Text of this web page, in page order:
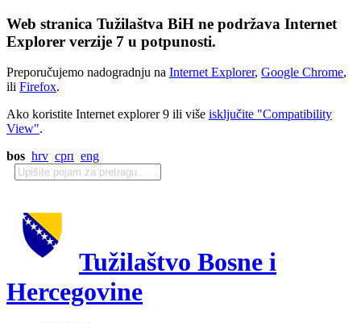
Web stranica Tužilaštva BiH ne podržava Internet
Explorer verzije 7 u potpunosti.
Preporučujemo nadogradnju na Internet Explorer, Google Chrome,
ili Firefox.
Ako koristite Internet explorer 9 ili više isključite "Compatibility
View".
bos hrv срп eng
Tužilaštvo Bosne i
Hercegovine